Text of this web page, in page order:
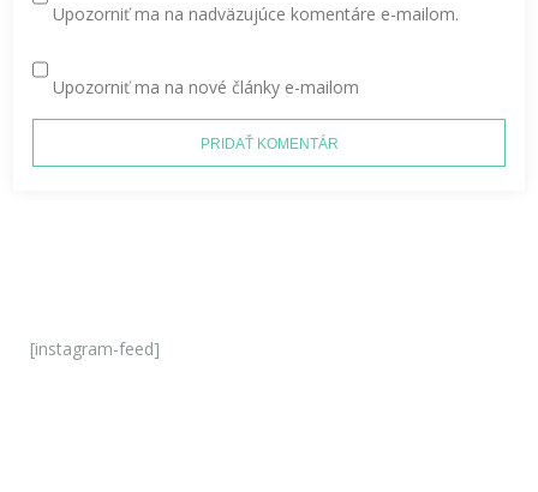
Upozorniť ma na nadväzujúce komentáre e-mailom.
Upozorniť ma na nové články e-mailom
[instagram-feed]